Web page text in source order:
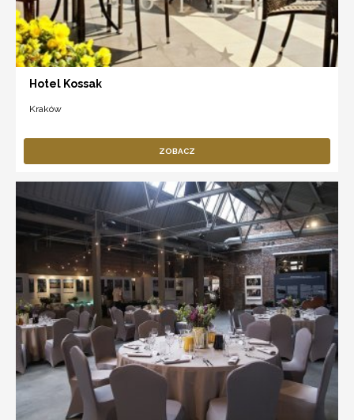
Hotel Kossak
Kraków
ZOBACZ